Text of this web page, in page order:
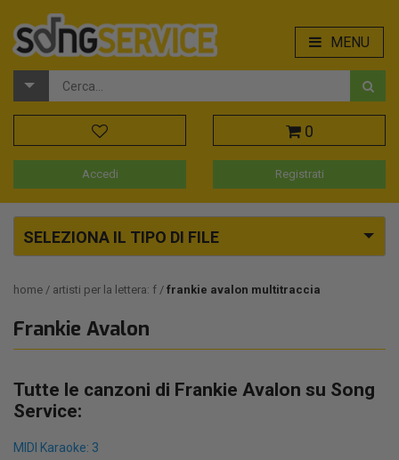
MENU
0
Accedi Registrati
SELEZIONA IL TIPO DI FILE
home artisti per la lettera: f frankie avalon multitraccia
Frankie Avalon
Tutte le canzoni di Frankie Avalon su Song
Service:
MIDI Karaoke: 3